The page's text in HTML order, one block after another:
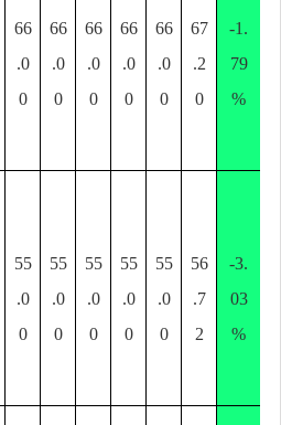
66
.0
0
66
.0
0
66
.0
0
66
.0
0
66
.0
0
67
.2
0
-1.
79
%
55
.0
0
55
.0
0
55
.0
0
55
.0
0
55
.0
0
56
.7
2
-3.
03
%